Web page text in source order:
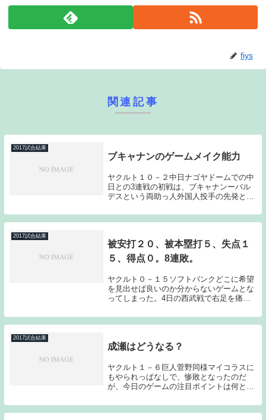
fiys
関連記事
2017試合結果
ブキャナンのゲームメイク能力
ヤクルト１０－２中日ナゴヤドームでの中
日との3連戦の初戦は、ブキャナンーバル
デスという両助っ人外国人投手の先発とな
だった。自身の連敗を5で止め、久々の6勝
目を上げてみせた。先発のブキャナンは立
2017試合結果
被安打２０、被本塁打５、失点１
５、得点０。8連敗。
ヤクルト０－１５ソフトバンクどこに希望
を見出せば良いのか分からないゲームとな
ってしまった。4日の西武戦で右足を痛め
い、戦力的に相当厳しくなってきた印象で
ある。もちろん応援はし続けるのだが、6
2017試合結果
成瀬はどうなる？
ヤクルト１－６巨人菅野同様マイコラスに
もやられっぱなしで、惨敗となったのだ
が、今日のゲームの注目ポイントは何とい
る。しかし不可解な降板でマウンドを降り
る事となってしまった。この起用法をどう